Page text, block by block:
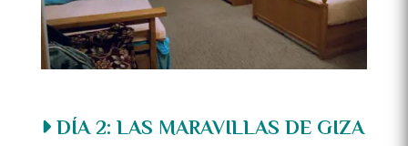
DÍA 2: LAS MARAVILLAS DE GIZA